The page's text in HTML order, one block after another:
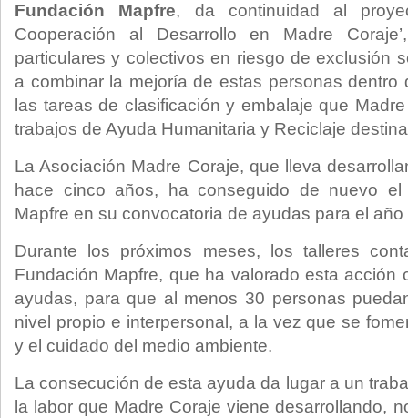
Fundación Mapfre, da continuidad al
Cooperación al Desarrollo en Madre
particulares y colectivos en riesgo de exclusión
a combinar la mejoría de estas personas dentro
las tareas de clasificación y embalaje que
trabajos de Ayuda Humanitaria y Reciclaje
La Asociación Madre Coraje, que lleva
hace cinco años, ha conseguido de nuevo el
Mapfre en su convocatoria de ayudas para el año
Durante los próximos meses, los talleres
Fundación Mapfre, que ha valorado esta acción
ayudas, para que al menos 30 personas
nivel propio e interpersonal, a la vez que se
y el cuidado del medio ambiente.
La consecución de esta ayuda da lugar a un
la labor que Madre Coraje viene desarrollando,